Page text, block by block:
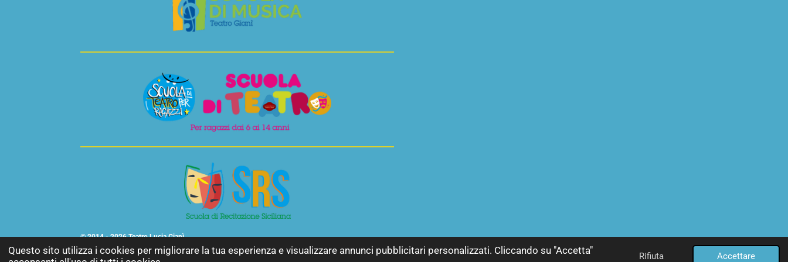
Questo sito utilizza i cookies per migliorare la tua esperienza e visualizzare annunci pubblicitari personalizzati. Cliccando su "Accetta"
Rifiuta Accettare
© 2014 - 2026 Teatro Lucia Gianì